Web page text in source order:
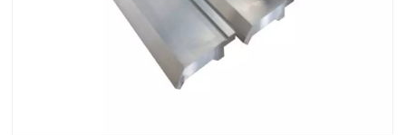
Permohonan
Bilah ricih logam dan pisau mesin kami digunakan
terutamanya dalam gunting pintu, gunting terbang dan